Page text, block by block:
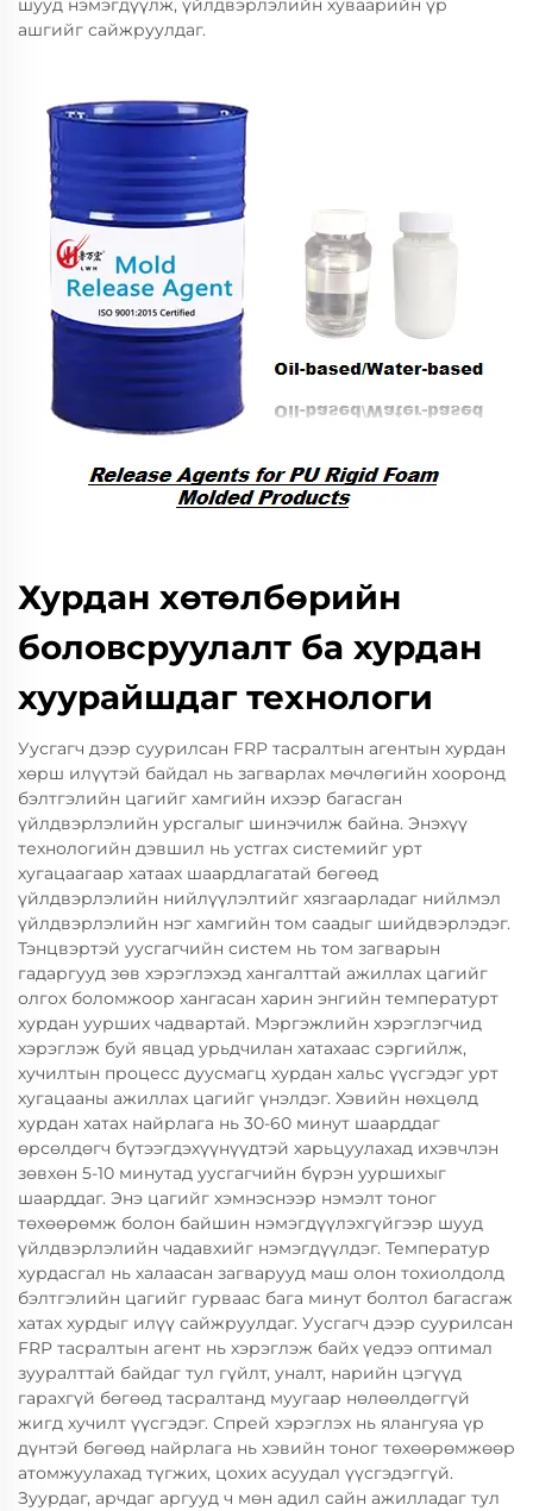
шууд нэмэгдүүлж, үйлдвэрлэлийн хуваарийн үр
ашгийг сайжруулдаг.
Хурдан хөтөлбөрийн
боловсруулалт ба хурдан
хуурайшдаг технологи
Уусгагч дээр суурилсан FRP тасралтын агентын хурдан
хөрш илүүтэй байдал нь загварлах мөчлөгийн хооронд
бэлтгэлийн цагийг хамгийн ихээр багасган
үйлдвэрлэлийн урсгалыг шинэчилж байна. Энэхүү
технологийн дэвшил нь устгах системийг урт
хугацаагаар хатаах шаардлагатай бөгөөд
үйлдвэрлэлийн нийлүүлэлтийг хязгаарладаг нийлмэл
үйлдвэрлэлийн нэг хамгийн том саадыг шийдвэрлэдэг.
Тэнцвэртэй уусгагчийн систем нь том загварын
гадаргууд зөв хэрэглэхэд хангалттай ажиллах цагийг
олгох боломжоор хангасан харин энгийн температурт
хурдан уурших чадвартай. Мэргэжлийн хэрэглэгчид
хэрэглэж буй явцад урьдчилан хатахаас сэргийлж,
хучилтын процесс дуусмагц хурдан хальс үүсгэдэг урт
хугацааны ажиллах цагийг үнэлдэг. Хэвийн нөхцөлд
хурдан хатах найрлага нь 30-60 минут шаарддаг
өрсөлдөгч бүтээгдэхүүнүүдтэй харьцуулахад ихэвчлэн
зөвхөн 5-10 минутад уусгагчийн бүрэн ууршихыг
шаарддаг. Энэ цагийг хэмнэснээр нэмэлт тоног
төхөөрөмж болон байшин нэмэгдүүлэхгүйгээр шууд
үйлдвэрлэлийн чадавхийг нэмэгдүүлдэг. Температур
хурдасгал нь халаасан загварууд маш олон тохиолдолд
бэлтгэлийн цагийг гурваас бага минут болтол багасгаж
хатах хурдыг илүү сайжруулдаг. Уусгагч дээр суурилсан
FRP тасралтын агент нь хэрэглэж байх үедээ оптимал
зууралттай байдаг тул гүйлт, уналт, нарийн цэгүүд
гарахгүй бөгөөд тасралтанд муугаар нөлөөлдөггүй
жигд хучилт үүсгэдэг. Спрей хэрэглэх нь ялангуяа үр
дүнтэй бөгөөд найрлага нь хэвийн тоног төхөөрөмжөөр
атомжуулахад түгжих, цохих асуудал үүсгэдэггүй.
Зуурдаг, арчдаг аргууд ч мөн адил сайн ажилладаг тул